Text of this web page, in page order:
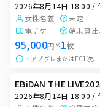
2026年8月14日 18:00 /
女性名義
未定
電チケ
端末貸
95,000円 × 1枚
EBiDAN THE
2026年8月14日 18:00 /